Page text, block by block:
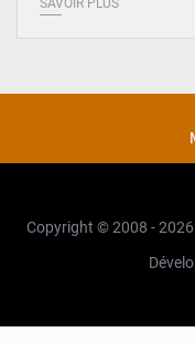
SAVOIR PLUS
Copyright © 2008 - 2026